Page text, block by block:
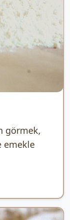
görmek,
emekle